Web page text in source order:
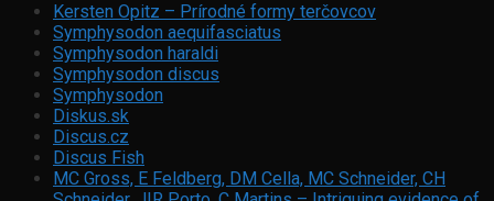
Kersten Opitz – Prírodné formy terčovcov
Symphysodon aequifasciatus
Symphysodon haraldi
Symphysodon discus
Symphysodon
Diskus.sk
Discus.cz
Discus Fish
MC Gross, E Feldberg, DM Cella, MC Schneider, CH